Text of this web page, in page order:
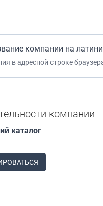
компании на
в адресной строке
компании
каталог